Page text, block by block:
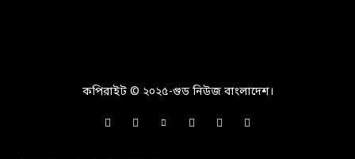
কপিরাইট © ২০২৫-গুড নিউজ বাংলাদেশ।